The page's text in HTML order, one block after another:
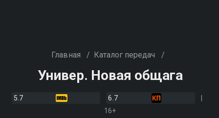
Главная / Каталог передач /
Универ. Новая общага
5.7
6.7
16+